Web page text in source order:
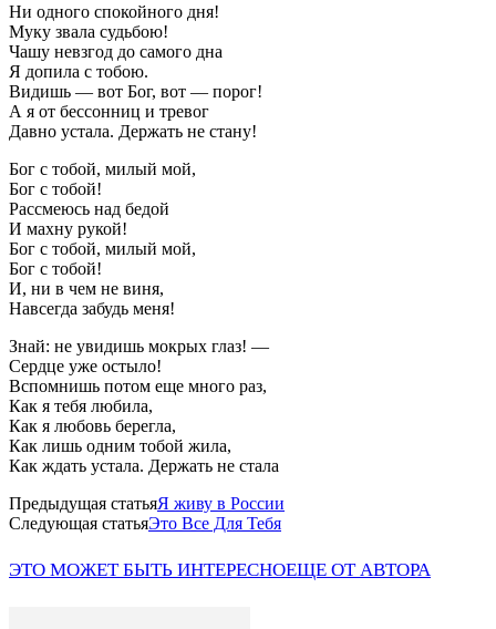
Ни одного спокойного дня!
Муку звала судьбою!
Чашу невзгод до самого дна
Я допила с тобою.
Видишь — вот Бог, вот — порог!
А я от бессонниц и тревог
Давно устала. Держать не стану!
Бог с тобой, милый мой,
Бог с тобой!
Рассмеюсь над бедой
И махну рукой!
Бог с тобой, милый мой,
Бог с тобой!
И, ни в чем не виня,
Навсегда забудь меня!
Знай: не увидишь мокрых глаз! —
Сердце уже остыло!
Вспомнишь потом еще много раз,
Как я тебя любила,
Как я любовь берегла,
Как лишь одним тобой жила,
Как ждать устала. Держать не стала
Предыдущая статьяЯ живу в России
Следующая статьяЭто Все Для Тебя
ЭТО МОЖЕТ БЫТЬ ИНТЕРЕСНОЕЩЕ ОТ АВТОРА